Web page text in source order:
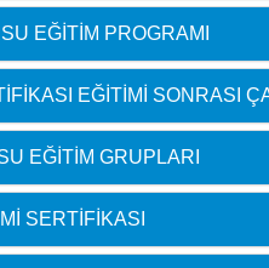
EĞITIM PROGRAMI
EĞITIMI SONRASI
EĞITIM GRUPLARI
SERTIFIKASI